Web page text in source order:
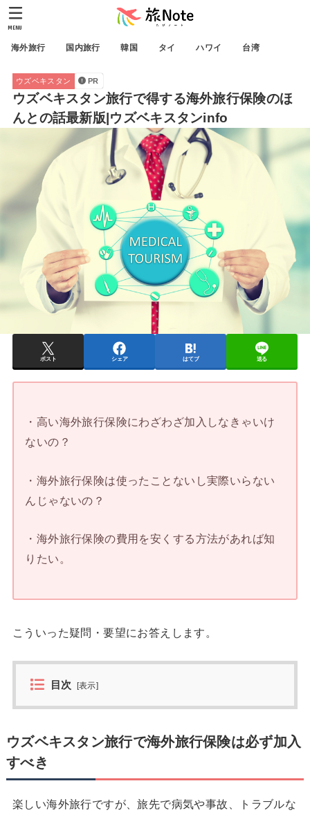
海外旅行 国内旅行 韓国 タイ ハワイ 台湾
MENU
ウズベキスタン PR
ウズベキスタン旅行で得する海外旅行保険のほ
んとの話最新版|ウズベキスタンinfo
ポスト シェア はてブ 送る
・高い海外旅行保険にわざわざ加入しなきゃいけ
ないの？
・海外旅行保険は使ったことないし実際いらない
んじゃないの？
・海外旅行保険の費用を安くする方法があれば知
りたい。
こういった疑問・要望にお答えします。
目次 [表示]
ウズベキスタン旅行で海外旅行保険は必ず加入
すべき
楽しい海外旅行ですが、旅先で病気や事故、トラブルな